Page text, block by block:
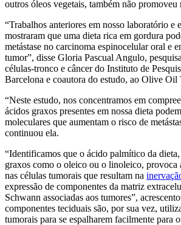
outros óleos vegetais, também não promoveu
“Trabalhos anteriores em nosso laboratório e
mostraram que uma dieta rica em gordura
metástase no carcinoma espinocelular oral e
tumor”, disse Gloria Pascual Angulo,
células-tronco e câncer do Instituto de
Barcelona e coautora do estudo, ao Olive Oil
“Neste estudo, nos concentramos em
ácidos graxos presentes em nossa dieta
moleculares que aumentam o risco de
continuou ela.
“Identificamos que o ácido palmítico da
graxos como o oleico ou o linoleico, provoca
nas células tumorais que resultam na
expressão de componentes da matriz
Schwann associadas aos tumores”,
componentes teciduais são, por sua vez,
tumorais para se espalharem facilmente para